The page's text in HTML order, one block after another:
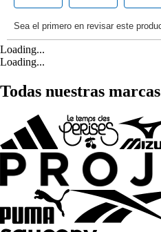
Loading...
Loading...
Todas nuestras marcas